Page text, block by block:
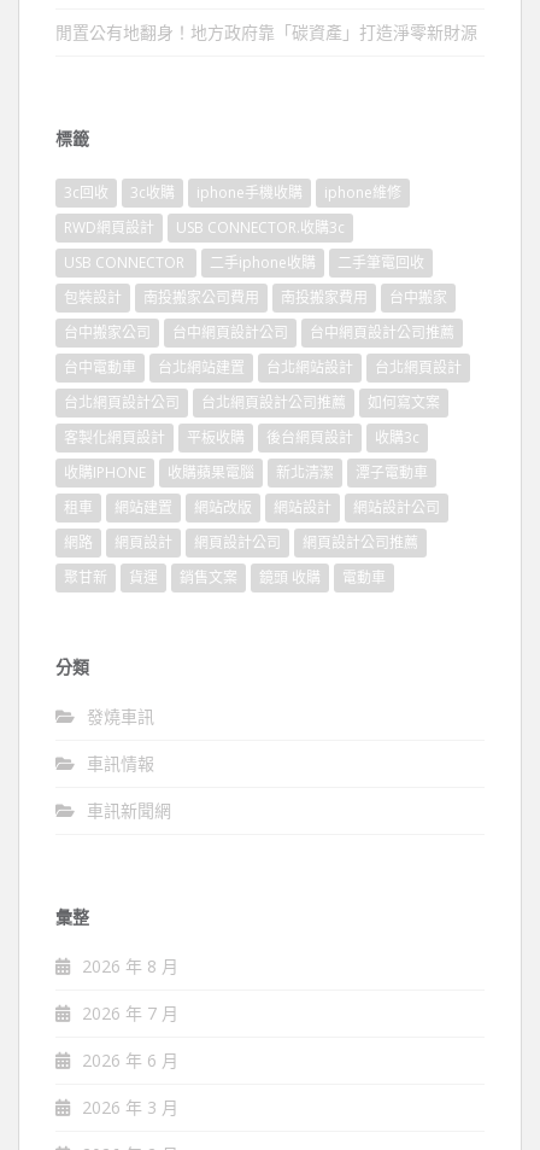
閒置公有地翻身！地方政府靠「碳資產」打造淨零新財源
標籤
3c回收 3c收購 iphone手機收購
iphone維修
RWD網頁設計
USB CONNECTOR.收購3c
USB CONNECTOR
二手iphone收購
二手筆電回收
包裝設計
南投搬家公司費用 南投搬家費用
台中搬家
台中搬家公司
台中網頁設計公司
台中網頁設計公司推薦
台中電動車
台北網站建置 台北網站設計
台北網頁設計
台北網頁設計公司
台北網頁設計公司推薦
如何寫文案
客製化網頁設計
平板收購 後台網頁設計
收購3c
收購IPHONE
收購蘋果電腦 新北清潔
潭子電動車
租車
網站建置 網站改版 網站設計
網站設計公司
網路
網頁設計 網頁設計公司
網頁設計公司推薦
聚甘新
貨運 銷售文案 鏡頭 收購 電動車
分類
發燒車訊
車訊情報
車訊新聞網
彙整
2026 年 8 月
2026 年 7 月
2026 年 6 月
2026 年 3 月